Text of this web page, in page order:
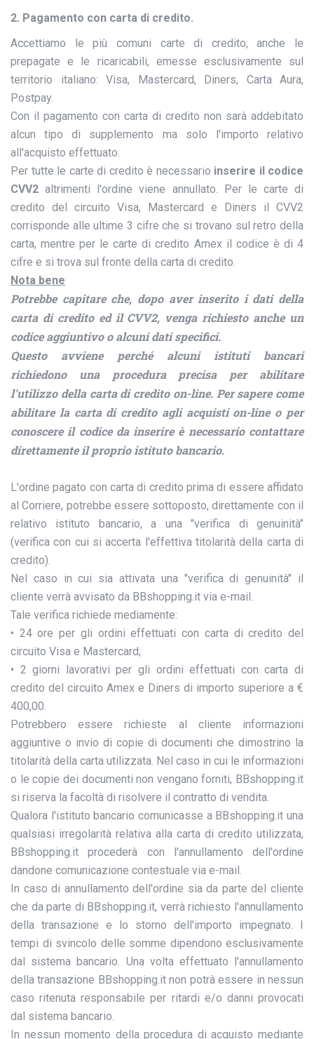
2. Pagamento con carta di credito.
Accettiamo le più comuni carte di credito, anche le
prepagate e le ricaricabili, emesse esclusivamente sul
territorio italiano: Visa, Mastercard, Diners, Carta Aura,
Postpay.
Con il pagamento con carta di credito non sarà addebitato
alcun tipo di supplemento ma solo l'importo relativo
all'acquisto effettuato.
Per tutte le carte di credito è necessario inserire il codice
CVV2 altrimenti l'ordine viene annullato. Per le carte di
credito del circuito Visa, Mastercard e Diners il CVV2
corrisponde alle ultime 3 cifre che si trovano sul retro della
carta, mentre per le carte di credito Amex il codice è di 4
cifre e si trova sul fronte della carta di credito.
Nota bene
Potrebbe capitare che, dopo aver inserito i dati della
carta di credito ed il CVV2, venga richiesto anche un
codice aggiuntivo o alcuni dati specifici.
Questo avviene perché alcuni istituti bancari
richiedono una procedura precisa per abilitare
l'utilizzo della carta di credito on-line. Per sapere come
abilitare la carta di credito agli acquisti on-line o per
conoscere il codice da inserire è necessario contattare
direttamente il proprio istituto bancario.
L'ordine pagato con carta di credito prima di essere affidato
al Corriere, potrebbe essere sottoposto, direttamente con il
relativo istituto bancario, a una "verifica di genuinità"
(verifica con cui si accerta l'effettiva titolarità della carta di
credito).
Nel caso in cui sia attivata una "verifica di genuinità" il
cliente verrà avvisato da BBshopping.it via e-mail.
Tale verifica richiede mediamente:
• 24 ore per gli ordini effettuati con carta di credito del
circuito Visa e Mastercard;
• 2 giorni lavorativi per gli ordini effettuati con carta di
credito del circuito Amex e Diners di importo superiore a €
400,00.
Potrebbero essere richieste al cliente informazioni
aggiuntive o invio di copie di documenti che dimostrino la
titolarità della carta utilizzata. Nel caso in cui le informazioni
o le copie dei documenti non vengano forniti, BBshopping.it
si riserva la facoltà di risolvere il contratto di vendita.
Qualora l'istituto bancario comunicasse a BBshopping.it una
qualsiasi irregolarità relativa alla carta di credito utilizzata,
BBshopping.it procederà con l'annullamento dell'ordine
dandone comunicazione contestuale via e-mail.
In caso di annullamento dell'ordine sia da parte del cliente
che da parte di BBshopping.it, verrà richiesto l'annullamento
della transazione e lo storno dell'importo impegnato. I
tempi di svincolo delle somme dipendono esclusivamente
dal sistema bancario. Una volta effettuato l'annullamento
della transazione BBshopping.it non potrà essere in nessun
caso ritenuta responsabile per ritardi e/o danni provocati
dal sistema bancario.
In nessun momento della procedura di acquisto mediante